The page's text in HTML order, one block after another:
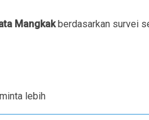
Mangkakberdasarkan survei
lebih